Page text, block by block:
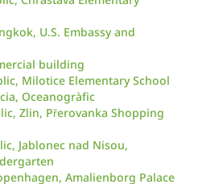
U.S. Embassy and
building
Milotice Elementary School
Oceanogràfic
Zlin, Přerovanka Shopping
Jablonec nad Nisou,
Amalienborg Palace